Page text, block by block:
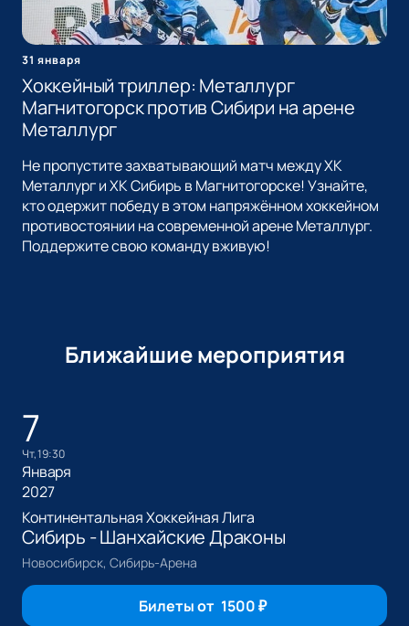
31 января
Хоккейный триллер: Металлург
Магнитогорск против Сибири на арене
Металлург
Не пропустите захватывающий матч между ХК
Металлург и ХК Сибирь в Магнитогорске! Узнайте,
кто одержит победу в этом напряжённом хоккейном
противостоянии на современной арене Металлург.
Поддержите свою команду вживую!
Ближайшие мероприятия
7
чт, 19:30
Января
2027
Континентальная Хоккейная Лига
Сибирь - Шанхайские Драконы
Новосибирск, Сибирь-Арена
Билеты от 1500₽